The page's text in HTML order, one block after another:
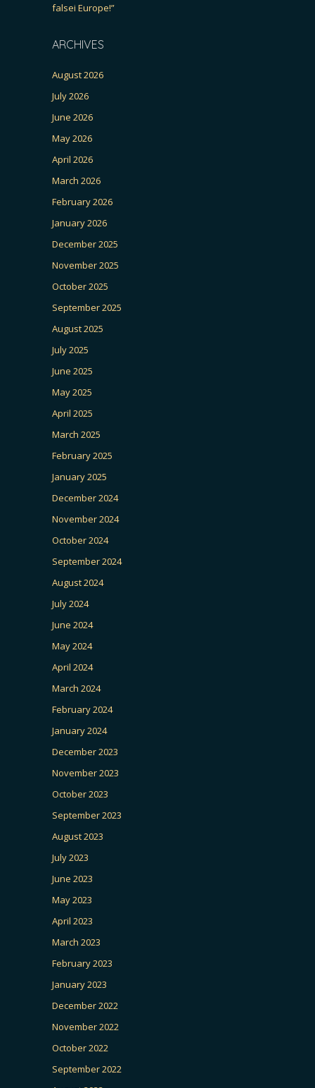
falsei Europe!”
ARCHIVES
August 2026
July 2026
June 2026
May 2026
April 2026
March 2026
February 2026
January 2026
December 2025
November 2025
October 2025
September 2025
August 2025
July 2025
June 2025
May 2025
April 2025
March 2025
February 2025
January 2025
December 2024
November 2024
October 2024
September 2024
August 2024
July 2024
June 2024
May 2024
April 2024
March 2024
February 2024
January 2024
December 2023
November 2023
October 2023
September 2023
August 2023
July 2023
June 2023
May 2023
April 2023
March 2023
February 2023
January 2023
December 2022
November 2022
October 2022
September 2022